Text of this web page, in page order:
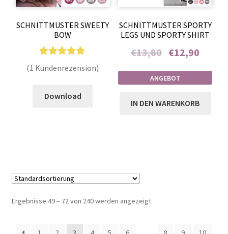
SCHNITTMUSTER SWEETY
BOW
Kundenbewer
(1 Kundenrezension)
Download
SCHNITTMUSTER SPORTY
LEGS UND SPORTY SHIRT
€13,80
Ursprünglicher
war:
€13,80
€12,90
€12,90.
ANGEBOT
IN DEN WARENKORB
Ergebnisse 49 – 72 von 240 werden angezeigt